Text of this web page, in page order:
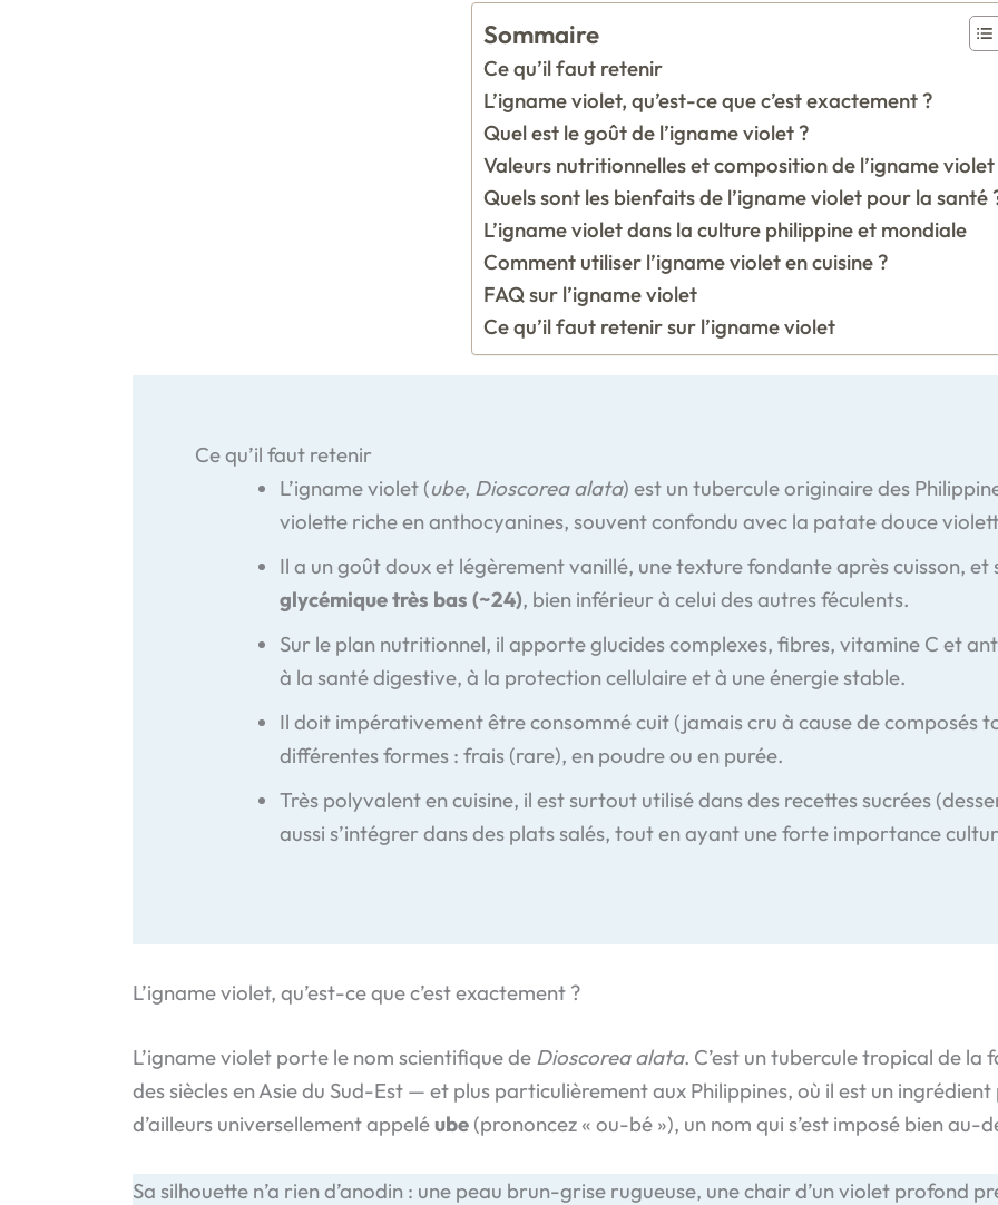
Sommaire
Ce qu’il faut retenir
L’igname violet, qu’est-ce que c’est exactement ?
Quel est le goût de l’igname violet ?
Valeurs nutritionnelles et composition de l’igname violet
Quels sont les bienfaits de l’igname violet pour la santé
L’igname violet dans la culture philippine et mondiale
Comment utiliser l’igname violet en cuisine ?
FAQ sur l’igname violet
Ce qu’il faut retenir sur l’igname violet
Ce qu’il faut retenir
L’igname violet (ube, Dioscorea alata) est un tubercule originaire des
violette riche en anthocyanines, souvent confondu avec la patate douce
Il a un goût doux et légèrement vanillé, une texture fondante après cuisson,
glycémique très bas (~24), bien inférieur à celui des autres féculents.
Sur le plan nutritionnel, il apporte glucides complexes, fibres, vitamine C et
à la santé digestive, à la protection cellulaire et à une énergie stable.
Il doit impérativement être consommé cuit (jamais cru à cause de composés
différentes formes : frais (rare), en poudre ou en purée.
Très polyvalent en cuisine, il est surtout utilisé dans des recettes sucrées
aussi s’intégrer dans des plats salés, tout en ayant une forte importance
L’igname violet, qu’est-ce que c’est exactement ?
L’igname violet porte le nom scientifique de Dioscorea alata. C’est un tubercule tropical de la
des siècles en Asie du Sud-Est — et plus particulièrement aux Philippines, où il est un
d’ailleurs universellement appeléube(prononcez « ou-bé »), un nom qui s’est imposé bien au-
Sa silhouette n’a rien d’anodin : une peau brun-grise rugueuse, une chair d’un violet profond